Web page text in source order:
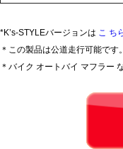
*K’s-STYLEバージョンは こ ち
＊この製品は公道走行可能です
＊バイク オートバイ マフラー